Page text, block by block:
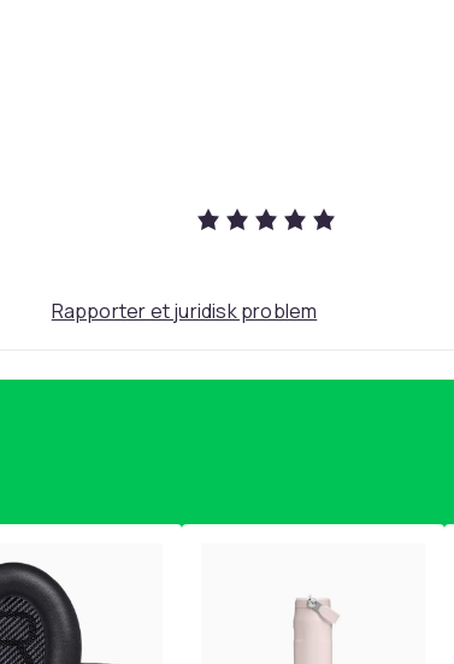
2221-519c-b484-ecb0796fc728
Rapporter et juridisk problem